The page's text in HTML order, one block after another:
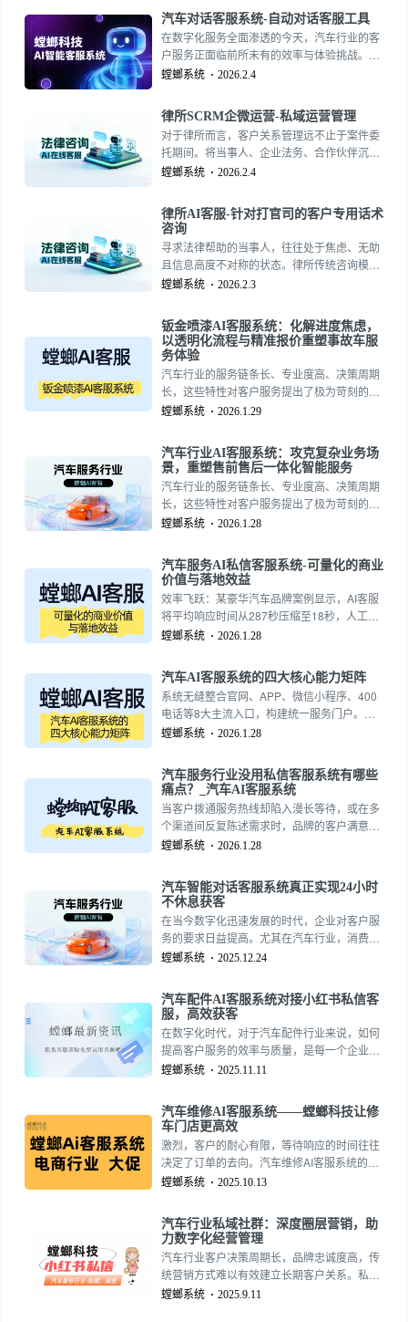
询慢、价格不透明等问题。“汽车贴膜对话客服
系统”，例如由北京螳螂科技有限公司研发的针
对性解决方案，正通过数字化、智能化的前置
咨询服务，成为贴膜门店提升转化率与专业形
象的核心工具。15727355390
汽车对话客服系统-自动对话客服工具
在数字化服务全面渗透的今天，汽车行业的客
户服务正面临前所未有的效率与体验挑战。传
统以人工接听和回访为主的服务模式，在高并
前日益捉襟见肘。“汽车对话客服系统”作为一
款先进的自动对话客服工具，正通过智能化、
自动化升级，重塑车企与车主之间的沟通范
式，成为驱动服务数字化转型的核心引擎。
螳螂系统 2026.2.4
律所SCRM企微运营-私域运营管理
对于律所而言，客户关系管理远不止于案件委
托期间。将当事人、企业法务、合作伙伴沉淀
至企业微信私域，并进行长期、专业、有温度
诚度、开发深度法律服务需求的核心策略。律
所SCRM企微运营系统，专为这一高专业度、
高信任要求的私域场景而设计。15727355390
螳螂系统 2026.2.4
律所AI客服-针对打官司的客户专用话术
咨询
寻求法律帮助的当事人，往往处于焦虑、无助
且信息高度不对称的状态。律所传统咨询模式
（电话或初访）效率有限，且难以在第一时间
咨询场景的律所AI客服，旨在成为律所的“线上
初级律师助理”，提供7×24小时的专业初步接
待与情绪安抚，高效筛选高意向案源。
15727355390
螳螂系统 2026.2.3
钣金喷漆AI客服系统：化解进度焦虑，
以透明化流程与精准报价重塑事故车服
务体验
汽车行业的服务链条长、专业度高、决策周期
长，这些特性对客户服务提出了极为苛刻的要
求。一个通用的客服解决方案往往“水土不
则能精准切入从营销获客到终身服务的每一个
环节，成为驱动业务增长的智能中枢。
15727355390
螳螂系统 2026.1.29
汽车行业AI客服系统：攻克复杂业务场
景，重塑售前售后一体化智能服务
汽车行业的服务链条长、专业度高、决策周期
长，这些特性对客户服务提出了极为苛刻的要
求。一个通用的客服解决方案往往“水土不
则能精准切入从营销获客到终身服务的每一个
环节，成为驱动业务增长的智能中枢。
15727355390
螳螂系统 2026.1.28
汽车服务AI私信客服系统-可量化的商业
价值与落地效益
效率飞跃：某豪华汽车品牌案例显示，AI客服
将平均响应时间从287秒压缩至18秒，人工坐
席日均处理量下降62%，得以专注于高价值客
螳螂系统 2026.1.28
汽车AI客服系统的四大核心能力矩阵
系统无缝整合官网、APP、微信小程序、400
电话等8大主流入口，构建统一服务门户。其
核心在于基于客户画像（车型、历史工单、消
求可直连专属坐席，而常规保养咨询则由AI语
音机器人高效承接，实现资源的最优配置。
15727355390
螳螂系统 2026.1.28
汽车服务行业没用私信客服系统有哪些
痛点？_汽车AI客服系统
当客户拨通服务热线却陷入漫长等待，或在多
个渠道间反复陈述需求时，品牌的客户满意度
正悄然流失。汽车AI客服系统，正是破解这一
商业增长的核心引擎。15727355390
螳螂系统 2026.1.28
汽车智能对话客服系统真正实现24小时
不休息获客
在当今数字化迅速发展的时代，企业对客户服
务的要求日益提高。尤其在汽车行业，消费者
对服务的期待更是攀升。传统的客服模式已经
业开始引入智能对话客服系统。这一系统不仅
能够实现24小时不间断服务，更可以有效提升
获客转化率。15727355390
螳螂系统 2025.12.24
汽车配件AI客服系统对接小红书私信客
服，高效获客
在数字化时代，对于汽车配件行业来说，如何
提高客户服务的效率与质量，是每一个企业面
临的重大挑战。尤其是在小红书这样一个热门
的互动，成为了企业深入挖掘市场潜力、获取
新客户的重要手段。
螳螂系统 2025.11.11
汽车维修AI客服系统——螳螂科技让修
车门店更高效
激烈，客户的耐心有限，等待响应的时间往往
决定了订单的去向。汽车维修AI客服系统的出
现，让门店突破了“客服响应慢、咨询乱、转化
赛道的创新代表。
螳螂系统 2025.10.13
汽车行业私域社群：深度圈层营销，助
力数字化经营管理
汽车行业客户决策周期长，品牌忠诚度高，传
统营销方式难以有效建立长期客户关系。私域
社群与AI客服系统的结合，为汽车行业提供了
螳螂系统 2025.9.11